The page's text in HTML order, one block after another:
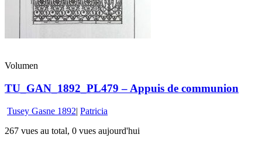
Volumen
TU_GAN_1892_PL479 – Appuis de communion
Tusey Gasne 1892| Patricia
267 vues au total, 0 vues aujourd'hui